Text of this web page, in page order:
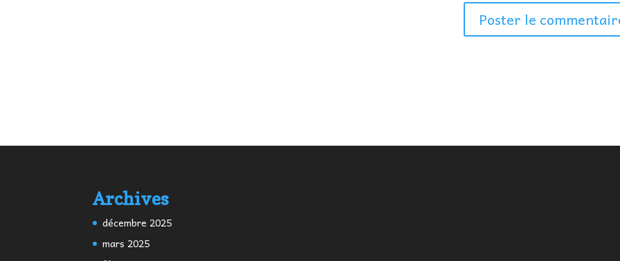
Archives
décembre 2025
mars 2025